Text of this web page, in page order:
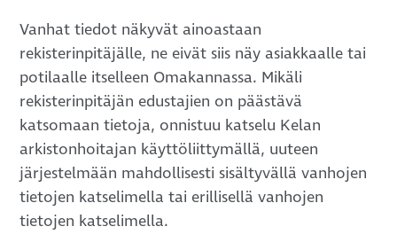
Vanhat tiedot näkyvät ainoastaan
rekisterinpitäjälle, ne eivät siis näy asiakkaalle tai
potilaalle itselleen Omakannassa. Mikäli
rekisterinpitäjän edustajien on päästävä
katsomaan tietoja, onnistuu katselu Kelan
arkistonhoitajan käyttöliittymällä, uuteen
järjestelmään mahdollisesti sisältyvällä vanhojen
tietojen katselimella tai erillisellä vanhojen
tietojen katselimella.